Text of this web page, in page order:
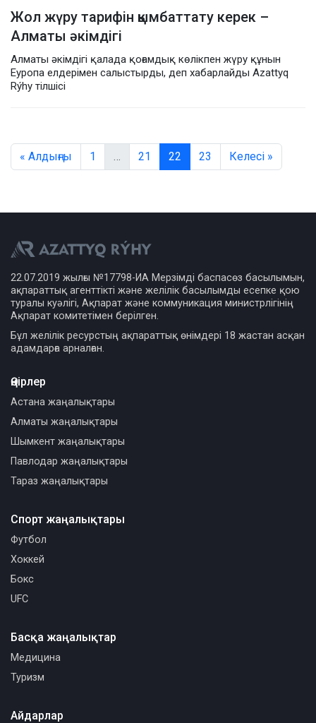
Жол жүру тарифін қымбаттату керек –
Алматы әкімдігі
Алматы әкімдігі қалада қоғамдық көлікпен жүру құнын
Еуропа елдерімен салыстырды, деп хабарлайды Azattyq
Rýhy тілшісі
« Алдыңғы 1 21 22 23 Келесі »
22.07.2019 жылғы №17798-ИА Мерзімді баспасөз басылымын,
ақпараттық агенттікті және желілік басылымды есепке қою
туралы куәлігі, Ақпарат және коммуникация министрлігінің
Ақпарат комитетімен берілген.
Бұл желілік ресурстың ақпараттық өнімдері 18 жастан асқан
адамдарға арналған.
Өңірлер
Астана жаңалықтары
Алматы жаңалықтары
Шымкент жаңалықтары
Павлодар жаңалықтары
Тараз жаңалықтары
Спорт жаңалықтары
Футбол
Хоккей
Бокс
UFC
Басқа жаңалықтар
Медицина
Туризм
Айдарлар